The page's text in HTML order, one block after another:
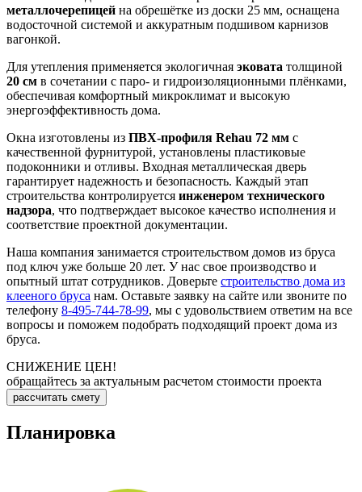
металлочерепицей на обрешётке из доски 25 мм, оснащена
водосточной системой и аккуратным подшивом карнизов
вагонкой.
Для утепления применяется экологичная эковата толщиной
20 см в сочетании с паро- и гидроизоляционными плёнками,
обеспечивая комфортный микроклимат и высокую
энергоэффективность дома.
Окна изготовлены из ПВХ-профиля Rehau 72 мм с
качественной фурнитурой, установлены пластиковые
подоконники и отливы. Входная металлическая дверь
гарантирует надежность и безопасность. Каждый этап
строительства контролируется инженером технического
надзора, что подтверждает высокое качество исполнения и
соответствие проектной документации.
Наша компания занимается строительством домов из бруса
под ключ уже больше 20 лет. У нас свое производство и
опытный штат сотрудников. Доверьте строительство дома из
клееного бруса нам. Оставьте заявку на сайте или звоните по
телефону 8-495-744-78-99, мы с удовольствием ответим на все
вопросы и поможем подобрать подходящий проект дома из
бруса.
СНИЖЕНИЕ ЦЕН!
обращайтесь за актуальным расчетом стоимости проекта
рассчитать смету
Планировка